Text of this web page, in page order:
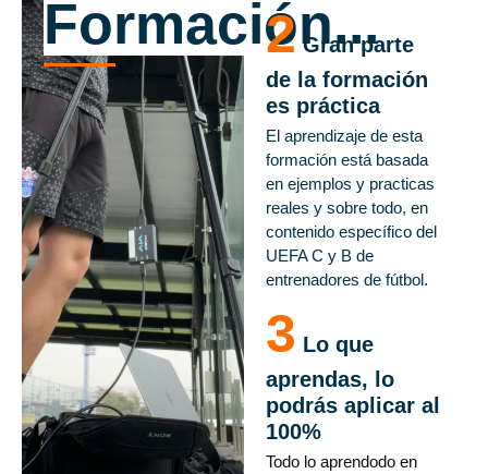
Formación...
2 Gran parte
de la formación
es práctica
El aprendizaje de esta
formación está basada
en ejemplos y practicas
reales y sobre todo, en
contenido específico del
UEFA C y B de
entrenadores de fútbol.
3 Lo que
aprendas, lo
podrás aplicar al
100%
Todo lo aprendodo en